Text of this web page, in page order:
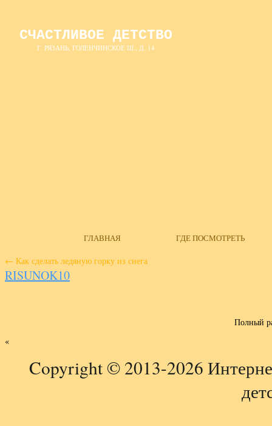
СЧАСТЛИВОЕ ДЕТСТВО
Г. РЯЗАНЬ, ГОЛЕНЧИНСКОЕ Ш., Д. 14
ГЛАВНАЯ ГДЕ ПОСМОТРЕТЬ
← Как сделать ледяную горку из снега
RISUNOK10
Полный
«
Copyright © 2013-2026